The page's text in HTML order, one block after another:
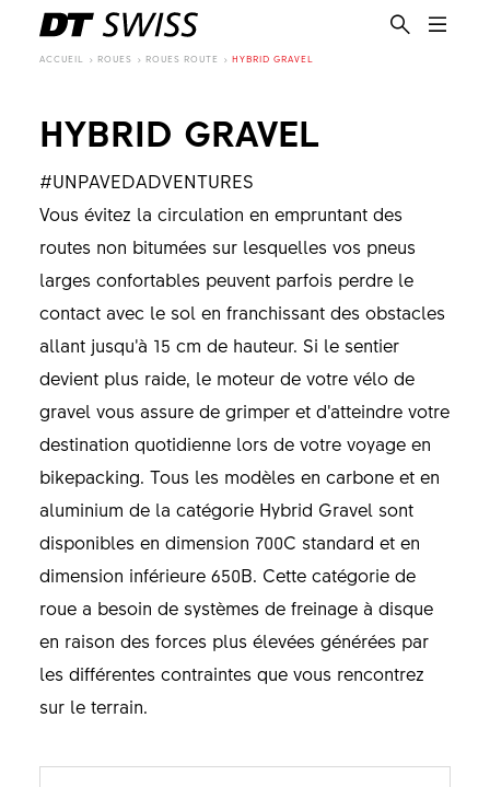
FR
ACCUEIL ROUES ROUES ROUTE HYBRID GRAVEL
HYBRID GRAVEL
#UNPAVEDADVENTURES
Vous évitez la circulation en empruntant des
routes non bitumées sur lesquelles vos pneus
larges confortables peuvent parfois perdre le
contact avec le sol en franchissant des obstacles
allant jusqu’à 15 cm de hauteur. Si le sentier
devient plus raide, le moteur de votre vélo de
gravel vous assure de grimper et d’atteindre votre
destination quotidienne lors de votre voyage en
bikepacking. Tous les modèles en carbone et en
aluminium de la catégorie Hybrid Gravel sont
disponibles en dimension 700C standard et en
dimension inférieure 650B. Cette catégorie de
roue a besoin de systèmes de freinage à disque
en raison des forces plus élevées générées par
les différentes contraintes que vous rencontrez
sur le terrain.